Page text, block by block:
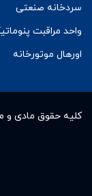
سردخانه صنعتی
واحد مراقبت
اورهال موتورخانه
کلیه حقوق مادى و